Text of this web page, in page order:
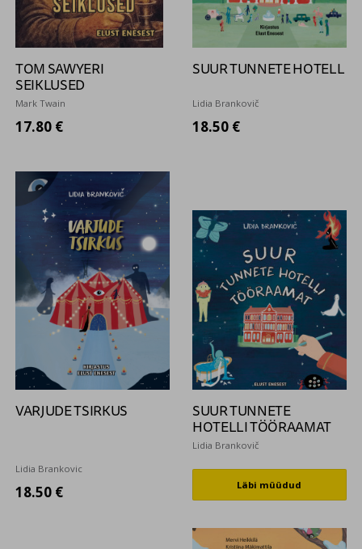
TOM SAWYERI
SEIKLUSED
Mark Twain
17.80 €
SUUR TUNNETE HOTELL
Lidia Brankovič
18.50 €
VARJUDE TSIRKUS
Lidia Brankovic
18.50 €
SUUR TUNNETE
HOTELLI TÖÖRAAMAT
Lidia Brankovič
Läbi müüdud